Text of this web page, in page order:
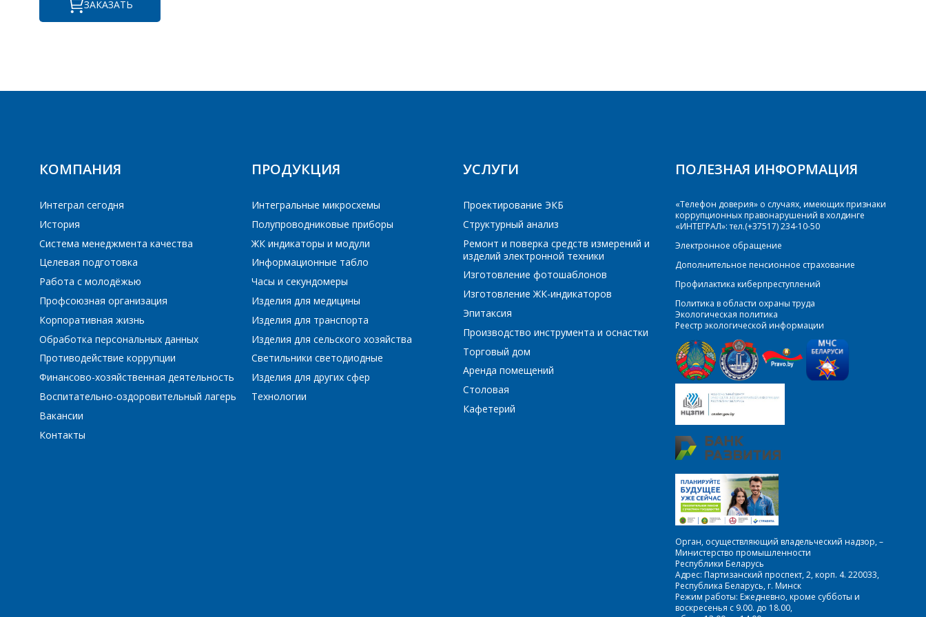
ПОИСК
ЗАКАЗАТЬ
КОМПАНИЯ
Интеграл сегодня
История
Система менеджмента качества
Целевая подготовка
Работа с молодёжью
Профсоюзная организация
Корпоративная жизнь
Обработка персональных данных
Противодействие коррупции
Финансово-хозяйственная деятельность
Воспитательно-оздоровительный лагерь
Вакансии
Контакты
ПРОДУКЦИЯ
Интегральные микросхемы
Полупроводниковые приборы
ЖК индикаторы и модули
Информационные табло
Часы и секундомеры
Изделия для медицины
Изделия для транспорта
Изделия для сельского хозяйства
Светильники светодиодные
Изделия для других сфер
Технологии
УСЛУГИ
Проектирование ЭКБ
Структурный анализ
Ремонт и поверка средств измерений и
изделий электронной техники
Изготовление фотошаблонов
Изготовление ЖК-индикаторов
Эпитаксия
Производство инструмента и оснастки
Торговый дом
Аренда помещений
Столовая
Кафетерий
ПОЛЕЗНАЯ ИНФОРМАЦИЯ
«Телефон доверия» о случаях, имеющих признаки
коррупционных правонарушений в холдинге
«ИНТЕГРАЛ»: тел.(+37517) 234-10-50
Электронное обращение
Дополнительное пенсионное страхование
Профилактика киберпреступлений
Политика в области охраны труда
Экологическая политика
Реестр экологической информации
Орган, осуществляющий владельческий надзор, –
Министерство промышленности
Республики Беларусь
Адрес: Партизанский проспект, 2, корп. 4. 220033,
Республика Беларусь, г. Минск
Режим работы: Ежедневно, кроме субботы и
воскресенья с 9.00. до 18.00,
Интересующий товар/услуга, их количество *
Сообщение
Я согласен на обработку персональных данных *
*- обязательные поля